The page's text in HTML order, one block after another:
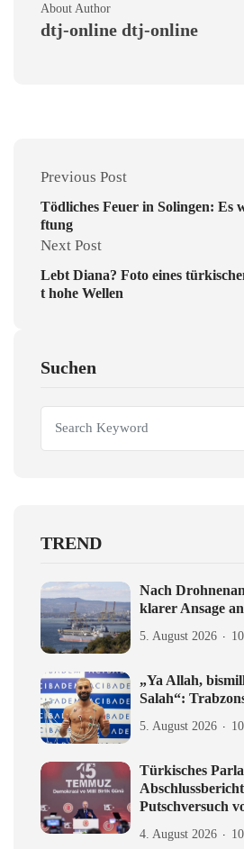
About Author
dtj-online dtj-online
Previous Post
Tödliches Feuer in Solingen: Es
ftung
Next Post
Lebt Diana? Foto eines
t hohe Wellen
Suchen
TREND
Nach
klarer Ansage
5. August 2026
„Ya Allah,
Salah“:
5. August 2026
Türkisches
Putschversuch
4. August 2026